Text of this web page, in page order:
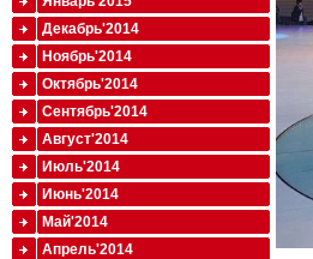
Декабрь'2014
Ноябрь'2014
Октябрь'2014
Сентябрь'2014
Август'2014
Июль'2014
Июнь'2014
Май'2014
Апрель'2014